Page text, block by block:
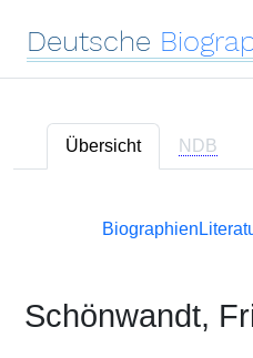
Deutsche
Übersicht NDB
Biographien
Schönwandt,